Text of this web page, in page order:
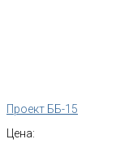
Проект ББ-15
Цена: